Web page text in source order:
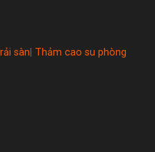
sàn Thảm cao su phòng